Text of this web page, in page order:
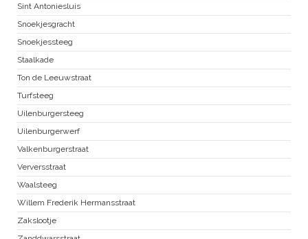
Sint Antoniesluis
Snoekjesgracht
Snoekjessteeg
Staalkade
Ton de Leeuwstraat
Turfsteeg
Uilenburgersteeg
Uilenburgerwerf
Valkenburgerstraat
Verversstraat
Waalsteeg
Willem Frederik Hermansstraat
Zakslootje